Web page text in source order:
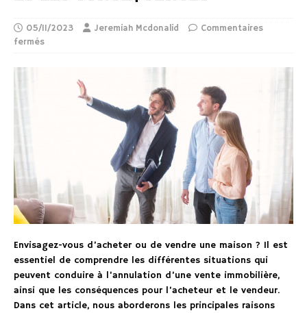
05/11/2023 Jeremiah Mcdonalid
Commentaires
fermés
Envisagez-vous d’acheter ou de vendre une maison ? Il est
essentiel de comprendre les différentes situations qui
peuvent conduire à l’annulation d’une vente immobilière,
ainsi que les conséquences pour l’acheteur et le vendeur.
Dans cet article, nous aborderons les principales raisons